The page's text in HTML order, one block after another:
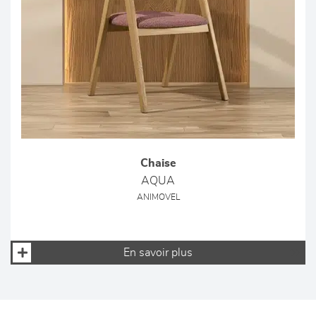
Chaise
AQUA
ANIMOVEL
En savoir plus